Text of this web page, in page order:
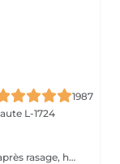
1987
L-1724
Serviette chaude/froide, mousse/gel à raser, après rasage, huile/balm à barbe et wax/gel